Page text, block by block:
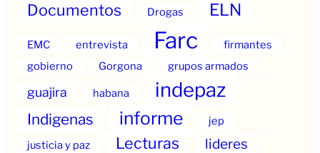
Documentos Drogas ELN
EMC entrevista Farc
firmantes
gobierno
Gorgona grupos armados
guajira habana indepaz
Indigenas informe
jep
justicia y paz
Lecturas lideres